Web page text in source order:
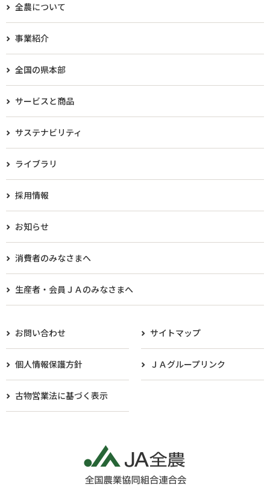
全農について
事業紹介
全国の県本部
サービスと商品
サステナビリティ
ライブラリ
採用情報
お知らせ
消費者のみなさまへ
生産者・会員ＪＡのみなさまへ​
お問い合わせ サイトマップ
個人情報保護方針 ＪＡグループリンク
古物営業法に基づく表示